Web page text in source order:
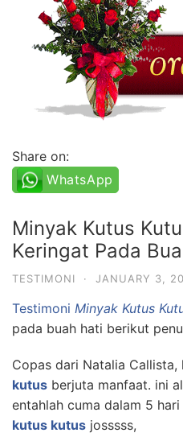
Share on:
WhatsApp
Minyak Kutus
Keringat Pada
TESTIMONI · JANUARY 3,
Testimoni Minyak Kutus
pada buah hati berikut
Copas dari Natalia Callista,
kutus berjuta manfaat. ini
entahlah cuma dalam 5
kutus kutus josssss,